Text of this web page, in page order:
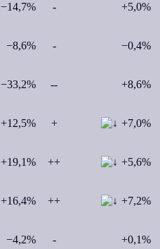
−14,7% - +5,0%
−8,6% - −0,4%
−33,2% -- +8,6%
+12,5% + +7,0%
+19,1% ++ +5,6%
+16,4% ++ +7,2%
−4,2% - +0,1%